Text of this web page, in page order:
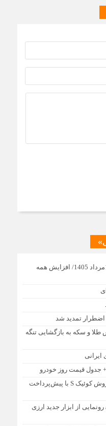
قیمت طلا و سکه امروز پنجشنبه 15مرداد 1405/ افزایش همه
تمدید شد
و سکه به بازگشایی تنگه
ایرانی
جدول قیمت روز خودرو
ثبت‌نام جدید سایپا آغاز می‌شود؛ فروش کوئیک S با پیش‌پرداخت
از ابزار جدید ارزی